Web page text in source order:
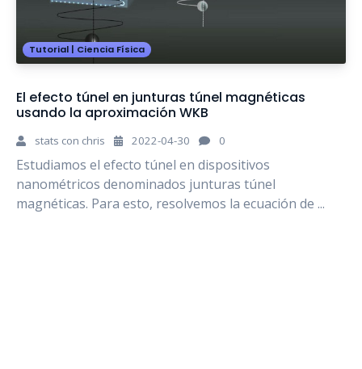
Tutorial| Ciencia Física
El efecto túnel en junturas túnel magnéticas
usando la aproximación WKB
stats con chris 2022-04-30 0
Estudiamos el efecto túnel en dispositivos
nanométricos denominados junturas túnel
magnéticas. Para esto, resolvemos la ecuación de ...